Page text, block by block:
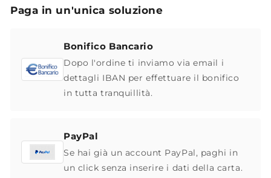
Paga in un'unica soluzione
Bonifico Bancario
Dopo l'ordine ti inviamo via email i
dettagli IBAN per effettuare il bonifico
in tutta tranquillità.
PayPal
Se hai già un account PayPal, paghi in
un click senza inserire i dati della carta.